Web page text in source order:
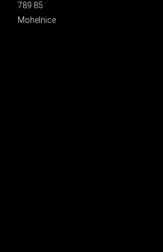
789 85
Mohelnice